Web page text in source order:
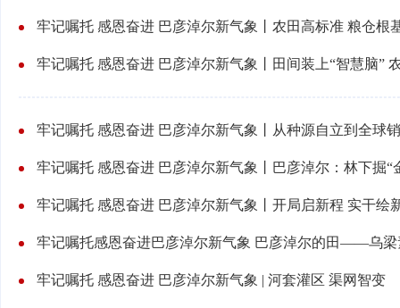
牢记嘱托 感恩奋进 巴彦淖尔新气象丨农田高标准 粮仓根
牢记嘱托 感恩奋进 巴彦淖尔新气象丨巴彦淖尔：林下掘“
牢记嘱托 感恩奋进 巴彦淖尔新气象 | 河套灌区 渠网智变